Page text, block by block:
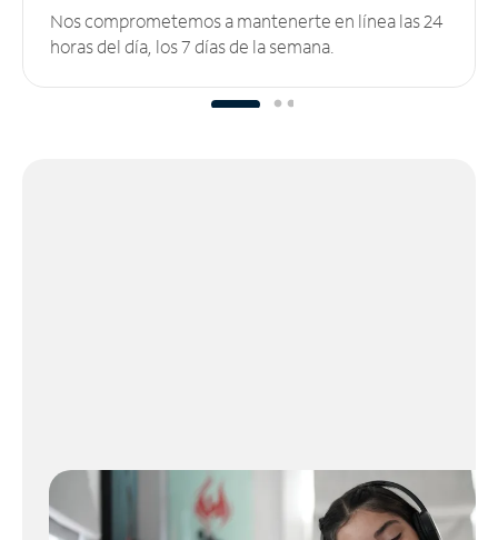
Nos comprometemos a mantenerte en línea las 24
horas del día, los 7 días de la semana.